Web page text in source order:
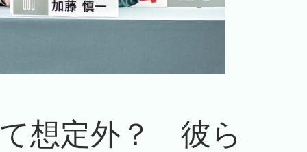
想定外？ 彼ら